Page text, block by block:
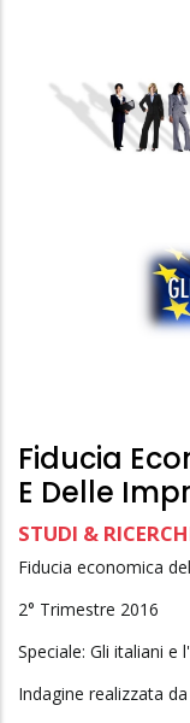
Fiducia
E Delle
STUDI &
Fiducia economica
2° Trimestre 2016
Speciale: Gli italiani e
Indagine realizzata